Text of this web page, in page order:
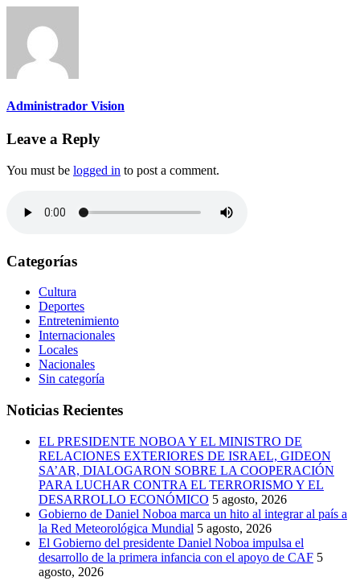
Administrador Vision
Leave a Reply
You must be logged in to post a comment.
Categorías
Cultura
Deportes
Entretenimiento
Internacionales
Locales
Nacionales
Sin categoría
Noticias Recientes
EL PRESIDENTE NOBOA Y EL MINISTRO DE
RELACIONES EXTERIORES DE ISRAEL, GIDEON
SA’AR, DIALOGARON SOBRE LA COOPERACIÓN
PARA LUCHAR CONTRA EL TERRORISMO Y EL
DESARROLLO ECONÓMICO 5 agosto, 2026
Gobierno de Daniel Noboa marca un hito al integrar al país a
la Red Meteorológica Mundial 5 agosto, 2026
El Gobierno del presidente Daniel Noboa impulsa el
desarrollo de la primera infancia con el apoyo de CAF 5
agosto, 2026